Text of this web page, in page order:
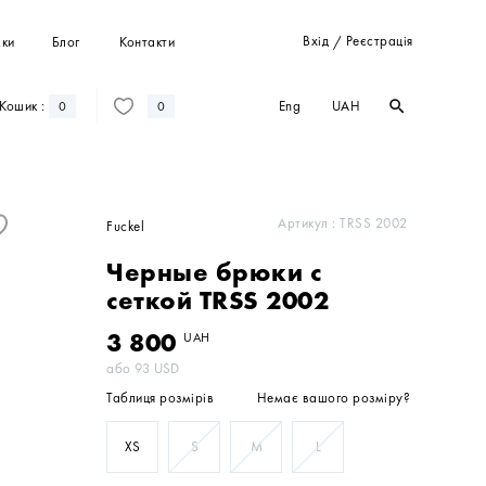
Вхід / Реєстрація
Блог Контакти
Eng UAH search
search
Кошик : 0 0
Артикул :TRSS 2002
Fuckel
Черные брюки с
сеткой TRSS 2002
3 800 UAH
або 93 USD
Немає вашого розміру?
Таблиця розмірів
XS S M L